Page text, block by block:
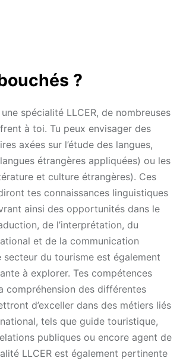
?
spécialité LLCER, de nombreuses
à toi. Tu peux envisager des
axées sur l’étude des langues,
étrangères appliquées) ou les
et culture étrangères). Ces
tes connaissances linguistiques
ainsi des opportunités dans le
de l’interprétation, du
et de la communication
secteur du tourisme est également
à explorer. Tes compétences
compréhension des différentes
d’exceller dans des métiers liés
tels que guide touristique,
publiques ou encore agent de
LLCER est également pertinente